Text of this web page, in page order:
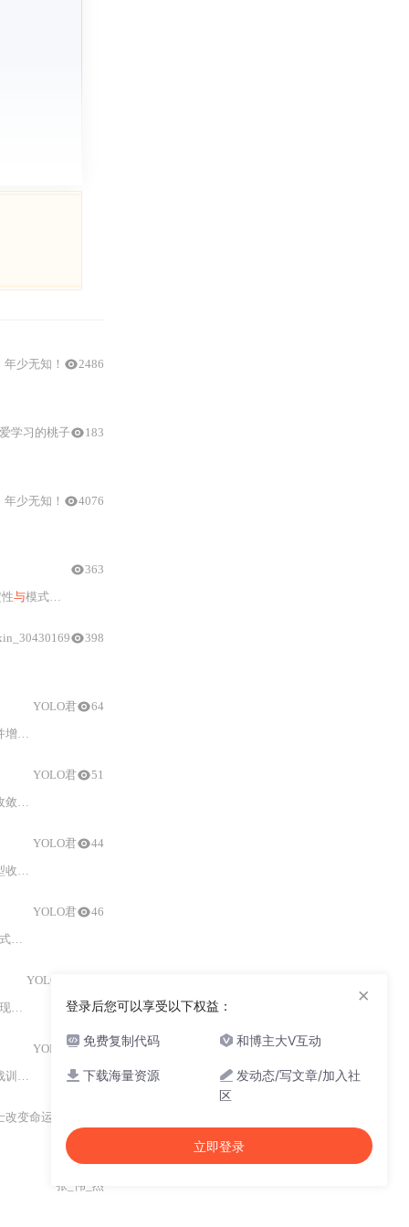
少无知！ 2486
爱学习的桃子 183
少无知！ 4076
与模式多样性；知识蒸馏涵盖特征模仿、软标签指导
363
398
实现
YOLO君 64
实现
YOLO君 51
实现
YOLO君 44
题；
YOLO君 46
建 与 训练，并拓展至跨模态识别、轻量化部署及无监督
YOLO君
并拓展至跨模态、轻量化 与
YOLO君 49
改变命运了吗
张_伟_杰
登录后您可以享受以下权益：
免费复制代码 和博主大V互动
下载海量资源
发动态/写文章/加入社
区
×
立即登录